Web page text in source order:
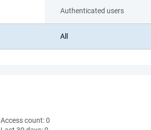
Authenticated users
All
Access count:0